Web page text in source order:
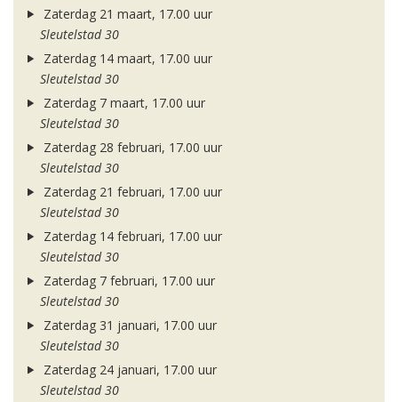
Zaterdag 21 maart, 17.00 uur
Sleutelstad 30
Zaterdag 14 maart, 17.00 uur
Sleutelstad 30
Zaterdag 7 maart, 17.00 uur
Sleutelstad 30
Zaterdag 28 februari, 17.00 uur
Sleutelstad 30
Zaterdag 21 februari, 17.00 uur
Sleutelstad 30
Zaterdag 14 februari, 17.00 uur
Sleutelstad 30
Zaterdag 7 februari, 17.00 uur
Sleutelstad 30
Zaterdag 31 januari, 17.00 uur
Sleutelstad 30
Zaterdag 24 januari, 17.00 uur
Sleutelstad 30